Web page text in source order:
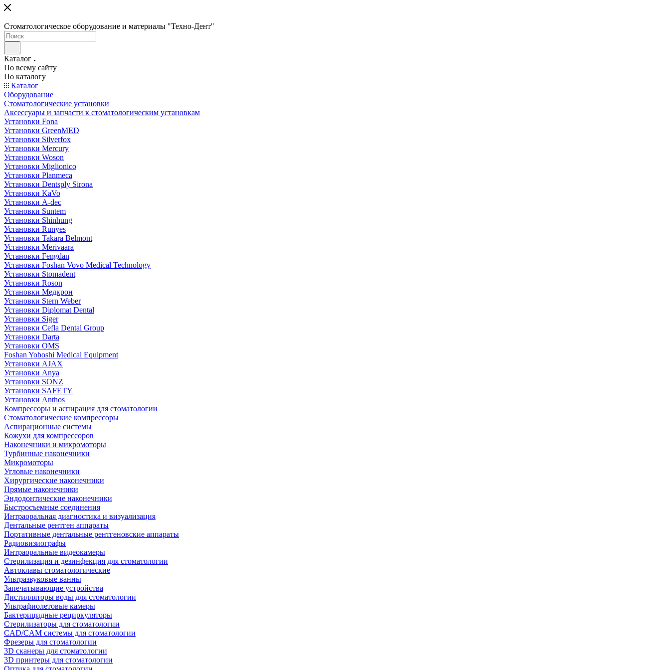
Стоматологическое оборудование и материалы "Техно-Дент"
Каталог
По всему сайту
По каталогу
Каталог
Оборудование
Стоматологические установки
Аксессуары и запчасти к стоматологическим установкам
Установки Fona
Установки GreenMED
Установки Silverfox
Установки Mercury
Установки Woson
Установки Miglionico
Установки Planmeca
Установки Dentsply Sirona
Установки KaVo
Установки A-dec
Установки Suntem
Установки Shinhung
Установки Runyes
Установки Takara Belmont
Установки Merivaara
Установки Fengdan
Установки Foshan Vovo Medical Technology
Установки Stomadent
Установки Roson
Установки Медкрон
Установки Stern Weber
Установки Diplomat Dental
Установки Siger
Установки Cefla Dental Group
Установки Darta
Установки OMS
Foshan Yoboshi Medical Equipment
Установки AJAX
Установки Anya
Установки SONZ
Установки SAFETY
Установки Anthos
Компрессоры и аспирация для стоматологии
Стоматологические компрессоры
Аспирационные системы
Кожухи для компрессоров
Наконечники и микромоторы
Турбинные наконечники
Микромоторы
Угловые наконечники
Хирургические наконечники
Прямые наконечники
Эндодонтические наконечники
Быстросъемные соединения
Интраоральная диагностика и визуализация
Дентальные рентген аппараты
Портативные дентальные рентгеновские аппараты
Радиовизиографы
Интраоральные видеокамеры
Стерилизация и дезинфекция для стоматологии
Автоклавы стоматологические
Ультразвуковые ванны
Запечатывающие устройства
Дистилляторы воды для стоматологии
Ультрафиолетовые камеры
Бактерицидные рециркуляторы
Стерилизаторы для стоматологии
CAD/CAM системы для стоматологии
Фрезеры для стоматологии
3D cканеры для стоматологии
3D принтеры для стоматологии